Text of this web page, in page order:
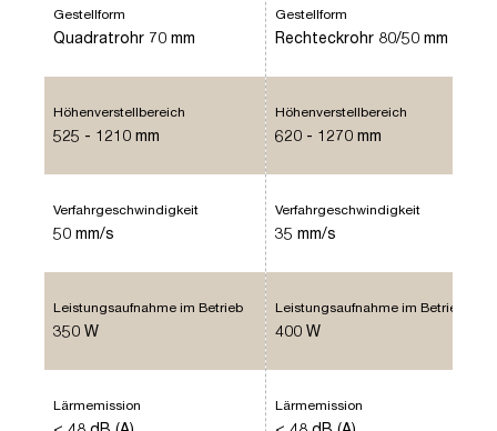
Gestellform
Quadratrohr 70 mm
Höhenverstellbereich
525 - 1210 mm
Verfahrgeschwindigkeit
50 mm/s
Leistungsaufnahme im Betrieb
350 W
Lärmemission
Gestellform
Rechteckrohr 80/50 mm
Höhenverstellbereich
620 - 1270 mm
Verfahrgeschwindigkeit
35 mm/s
Leistungsaufnahme im Betrieb
400 W
Lärmemission